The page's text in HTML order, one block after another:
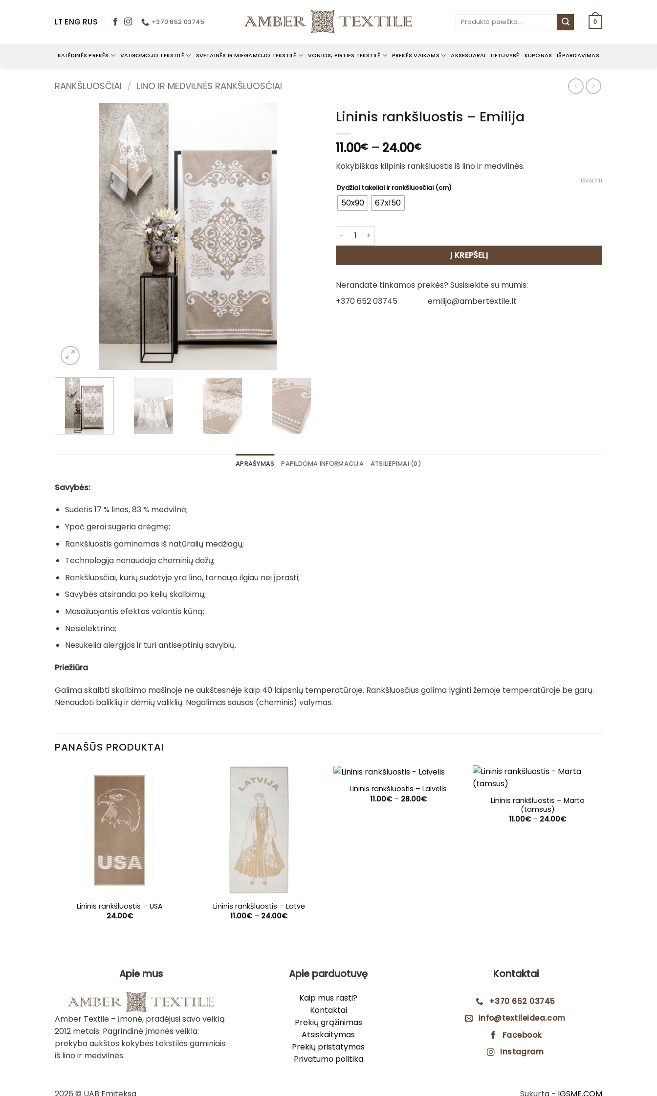
LT ENG RUS +370 652 03745 Ieškoti: 0
KALĖDINĖS PREKĖS VALGOMOJO TEKSTILĖ SVETAINĖS IR MIEGAMOJO TEKSTILĖ VONIOS, PIRTIES TEKSTILĖ PREKĖS VAIKAMS AKSESUARAI LIETUVYBĖ KUPONAS IŠPARDAVIMAS
RANKŠLUOSČIAI / LINO IR MEDVILNĖS RANKŠLUOSČIAI
Lininis rankšluostis – Emilija
11.00€ – 24.00€Price
range:
11.00€
through
24.00€
Kokybiškas kilpinis rankšluostis iš lino ir medvilnės.
Dydžiai takeliai ir rankšluosčiai (cm)
50x90 67x150
IŠVALYTI
produkto kiekis: Lininis rankšluostis - Emilija
Į KREPŠELĮ
Nerandate tinkamos prekės? Susisiekite su mumis:
+370 652 03745
emilija@ambertextile.lt
APRAŠYMAS PAPILDOMA INFORMACIJA ATSILIEPIMAI (0)
Savybės:
Sudėtis 17 % linas, 83 % medvilnė;
Ypač gerai sugeria drėgmę;
Rankšluostis gaminamas iš natūralių medžiagų;
Technologija nenaudoja cheminių dažų;
Rankšluosčiai, kurių sudėtyje yra lino, tarnauja ilgiau nei įprasti;
Savybės atsiranda po kelių skalbimų;
Masažuojantis efektas valantis kūną;
Nesielektrina;
Nesukelia alergijos ir turi antiseptinių savybių.
Priežiūra
Galima skalbti skalbimo mašinoje ne aukštesnėje kaip 40 laipsnių temperatūroje. Rankšluosčius galima lyginti žemoje temperatūroje be garų.
Nenaudoti baliklių ir dėmių valiklių. Negalimas sausas (cheminis) valymas.
PANAŠŪS PRODUKTAI
Lininis rankšluostis – USA
24.00€
Lininis rankšluostis – Latvė
11.00€ – 24.00€Price
Lininis rankšluostis – Laivelis
11.00€ – 28.00€Price
Lininis rankšluostis – Marta
(tamsus)
11.00€ – 24.00€Price
Apie mus
Amber Textile – įmonė, pradėjusi savo veiklą
2012 metais. Pagrindinė įmonės veikla:
prekyba aukštos kokybės tekstilės gaminiais
iš lino ir medvilnės.
Apie parduotuvę
Kaip mus rasti?
Kontaktai
Prekių grąžinimas
Atsiskaitymas
Prekių pristatymas
Privatumo politika
Kontaktai
+370 652 03745
info@textileidea.com
Facebook
Instagram
2026 © UAB Emiteksa Sukurta - IGSME.COM